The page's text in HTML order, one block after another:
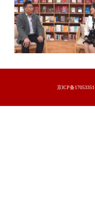
京ICP备